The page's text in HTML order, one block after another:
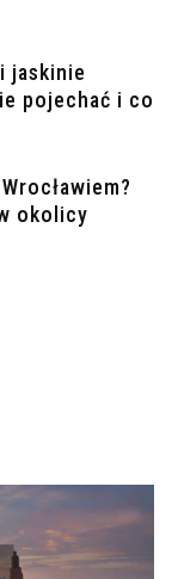
jaskinie
pojechać i co
okolicy